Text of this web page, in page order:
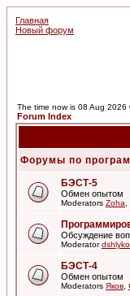
Главная
Новый форум
The time now is 08 Aug 2026
Forum Index
Форумы по
БЭСТ-5
Обмен опытом
Moderators Zoha
Обсуждение
Moderator
БЭСТ-4
Обмен опытом
Moderators Яков